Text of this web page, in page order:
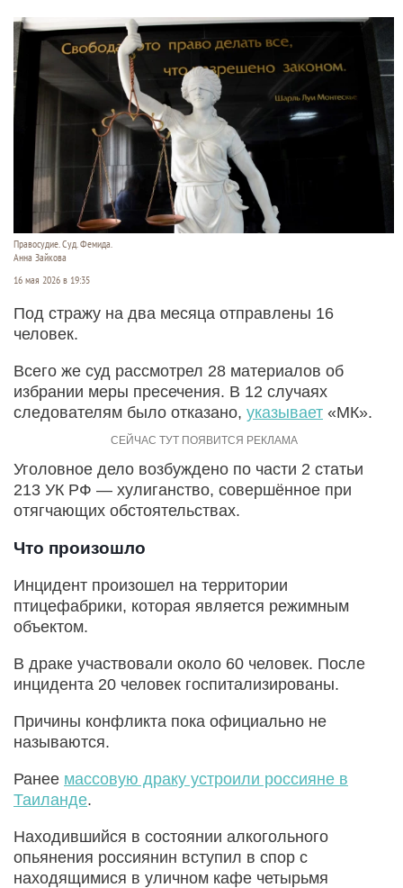
Правосудие. Суд. Фемида.
Анна Зайкова
16 мая 2026 в 19:35
Под стражу на два месяца отправлены 16
человек.
Всего же суд рассмотрел 28 материалов об
избрании меры пресечения. В 12 случаях
следователям было отказано, указывает «МК».
Уголовное дело возбуждено по части 2 статьи
213 УК РФ — хулиганство, совершённое при
отягчающих обстоятельствах.
Что произошло
Инцидент произошел на территории
птицефабрики, которая является режимным
объектом.
В драке участвовали около 60 человек. После
инцидента 20 человек госпитализированы.
Причины конфликта пока официально не
называются.
Ранее массовую драку устроили россияне в
Таиланде.
Находившийся в состоянии алкогольного
опьянения россиянин вступил в спор с
находящимися в уличном кафе четырьмя